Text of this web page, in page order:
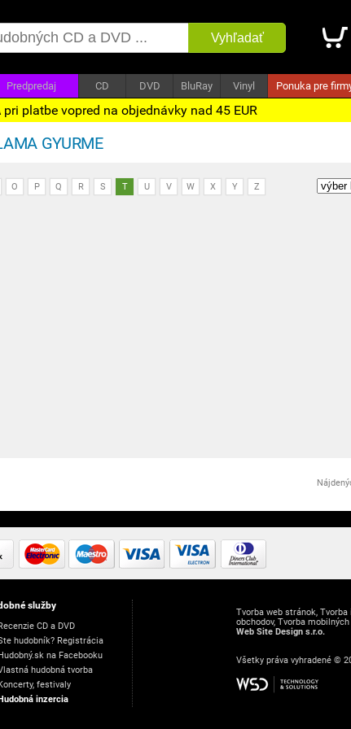
Vyhľadať
Predpredaj CD DVD BluRay Vinyl Ponuka pre
platbe vopred na objednávky nad 45 EUR
GYURME
O P Q R S T U V W X Y Z
služby
CD a DVD
hudobník? Registrácia
na Facebooku
hudobná tvorba
festivaly
inzercia
Tvorba web stránok, Tvorba
obchodov, Tvorba
Web Site Design s.r.o.
Všetky práva vyhradené ©